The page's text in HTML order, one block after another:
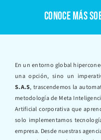
CONOCE MÁS
En un entorno global
una opción, sino un
S.A.S, trascendemos la
metodología de Meta
Artificial corporativa que
solo implementamos
empresa. Desde nuestras